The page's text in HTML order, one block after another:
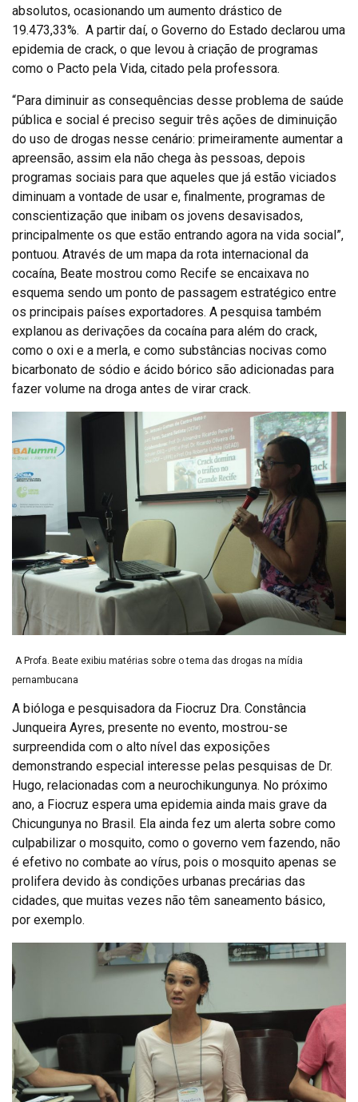
absolutos, ocasionando um aumento drástico de
19.473,33%. A partir daí, o Governo do Estado declarou uma
epidemia de crack, o que levou à criação de programas
como o Pacto pela Vida, citado pela professora.
“Para diminuir as consequências desse problema de saúde
pública e social é preciso seguir três ações de diminuição
do uso de drogas nesse cenário: primeiramente aumentar a
apreensão, assim ela não chega às pessoas, depois
programas sociais para que aqueles que já estão viciados
diminuam a vontade de usar e, finalmente, programas de
conscientização que inibam os jovens desavisados,
principalmente os que estão entrando agora na vida social”,
pontuou. Através de um mapa da rota internacional da
cocaína, Beate mostrou como Recife se encaixava no
esquema sendo um ponto de passagem estratégico entre
os principais países exportadores. A pesquisa também
explanou as derivações da cocaína para além do crack,
como o oxi e a merla, e como substâncias nocivas como
bicarbonato de sódio e ácido bórico são adicionadas para
fazer volume na droga antes de virar crack.
A Profa. Beate exibiu matérias sobre o tema das drogas na mídia
pernambucana
A bióloga e pesquisadora da Fiocruz Dra. Constância
Junqueira Ayres, presente no evento, mostrou-se
surpreendida com o alto nível das exposições
demonstrando especial interesse pelas pesquisas de Dr.
Hugo, relacionadas com a neurochikungunya. No próximo
ano, a Fiocruz espera uma epidemia ainda mais grave da
Chicungunya no Brasil. Ela ainda fez um alerta sobre como
culpabilizar o mosquito, como o governo vem fazendo, não
é efetivo no combate ao vírus, pois o mosquito apenas se
prolifera devido às condições urbanas precárias das
cidades, que muitas vezes não têm saneamento básico,
por exemplo.